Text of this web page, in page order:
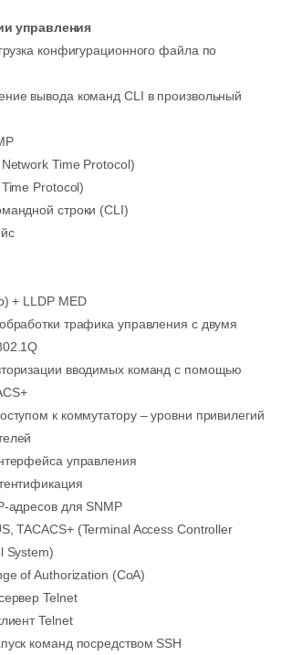
управления
конфигурационного файла по
вывода команд CLI в произвольный
Time Protocol)
Protocol)
строки (CLI)
+ LLDP MED
трафика управления с двумя
вводимых команд с помощью
к коммутатору – уровни привилегий
управления
адресов для SNMP
TACACS+ (Terminal Access Controller
System)
of Authorization (CoA)
Telnet
Telnet
команд посредством SSH